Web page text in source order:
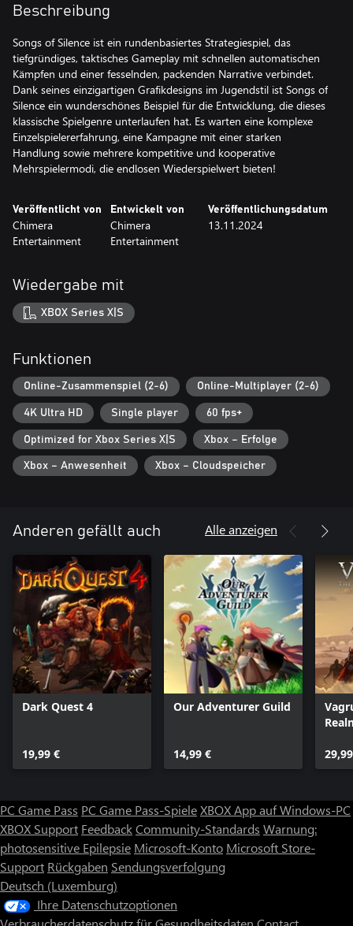
Beschreibung
Songs of Silence ist ein rundenbasiertes Strategiespiel, das
tiefgründiges, taktisches Gameplay mit schnellen automatischen
Kämpfen und einer fesselnden, packenden Narrative verbindet.
Dank seines einzigartigen Grafikdesigns im Jugendstil ist Songs of
Silence ein wunderschönes Beispiel für die Entwicklung, die dieses
klassische Spielgenre unterlaufen hat. Es warten eine komplexe
Einzelspielererfahrung, eine Kampagne mit einer starken
Handlung sowie mehrere kompetitive und kooperative
Mehrspielermodi, die endlosen Wiederspielwert bieten!
Veröffentlicht von
Chimera
Entertainment
Entwickelt von
Chimera
Entertainment
Veröffentlichungsdatum
13.11.2024
Wiedergabe mit
XBOX Series X|S
Funktionen
Online-Zusammenspiel (2-6) Online-Multiplayer (2-6)
4K Ultra HD Single player 60 fps+
Optimized for Xbox Series X|S Xbox – Erfolge
Xbox – Anwesenheit Xbox – Cloudspeicher
Anderen gefällt auch Alle anzeigen
Dark Quest 4
19,99 €
Our Adventurer Guild
14,99 €
PC Game Pass PC Game Pass-SpieleXBOX App auf Windows-PC
XBOX Support FeedbackCommunity-Standards Warnung:
photosensitive Epilepsie Microsoft-Konto Microsoft Store-
Support Rückgaben Sendungsverfolgung
Deutsch (Luxemburg)
Ihre Datenschutzoptionen